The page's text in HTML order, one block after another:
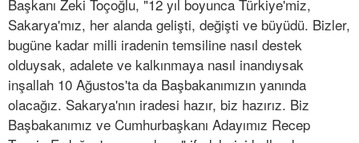
Başkanı Zeki Toçoğlu, "12 yıl boyunca Türkiye'miz,
Sakarya'mız, her alanda gelişti, değişti ve büyüdü. Bizler,
bugüne kadar milli iradenin temsiline nasıl destek
olduysak, adalete ve kalkınmaya nasıl inandıysak
inşallah 10 Ağustos'ta da Başbakanımızın yanında
olacağız. Sakarya'nın iradesi hazır, biz hazırız. Biz
Başbakanımız ve Cumhurbaşkanı Adayımız Recep